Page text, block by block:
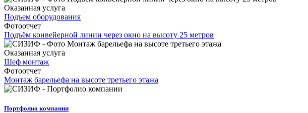
Оказанная услуга
Подъем оборудования
Фотоотчет
Подъём конвейерной линии через окно на высоту 25 метров
Оказанная услуга
Шеф монтаж
Фотоотчет
Монтаж барельефа на высоте третьего этажа
Портфолио компании